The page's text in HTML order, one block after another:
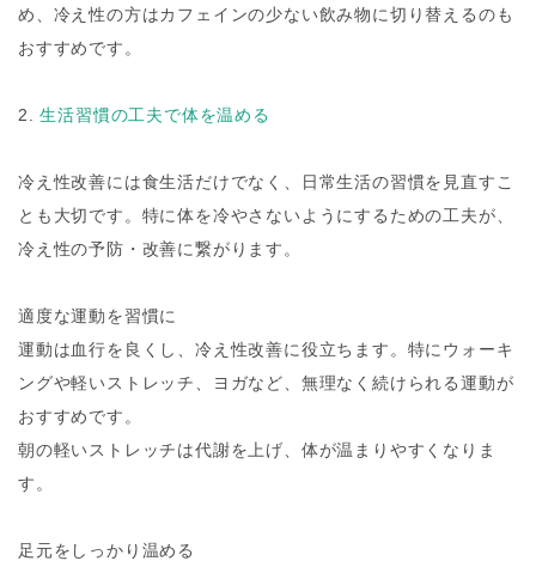
め、冷え性の方はカフェインの少ない飲み物に切り替えるのも
おすすめです。
2.生活習慣の工夫で体を温める
冷え性改善には食生活だけでなく、日常生活の習慣を見直すこ
とも大切です。特に体を冷やさないようにするための工夫が、
冷え性の予防・改善に繋がります。
適度な運動を習慣に
運動は血行を良くし、冷え性改善に役立ちます。特にウォーキ
ングや軽いストレッチ、ヨガなど、無理なく続けられる運動が
おすすめです。
朝の軽いストレッチは代謝を上げ、体が温まりやすくなりま
す。
足元をしっかり温める